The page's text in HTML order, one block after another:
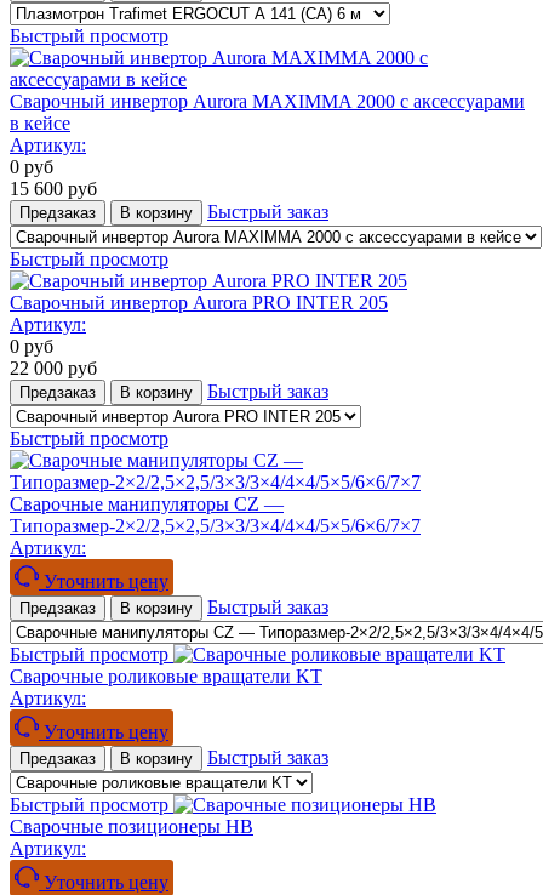
Быстрый просмотр
Сварочный инвертор Aurora MAXIMMA 2000 с аксессуарами
в кейсе
Артикул:
0 руб
15 600 руб
Предзаказ В корзину Быстрый заказ
Быстрый просмотр
Сварочный инвертор Aurora PRO INTER 205
Артикул:
0 руб
22 000 руб
Предзаказ В корзину Быстрый заказ
Быстрый просмотр
Сварочные манипуляторы CZ —
Типоразмер-2×2/2,5×2,5/3×3/3×4/4×4/5×5/6×6/7×7
Артикул:
Уточнить цену
Предзаказ В корзину Быстрый заказ
Быстрый просмотр
Сварочные роликовые вращатели KT
Артикул:
Уточнить цену
Предзаказ В корзину Быстрый заказ
Быстрый просмотр
Сварочные позиционеры HB
Артикул:
Уточнить цену